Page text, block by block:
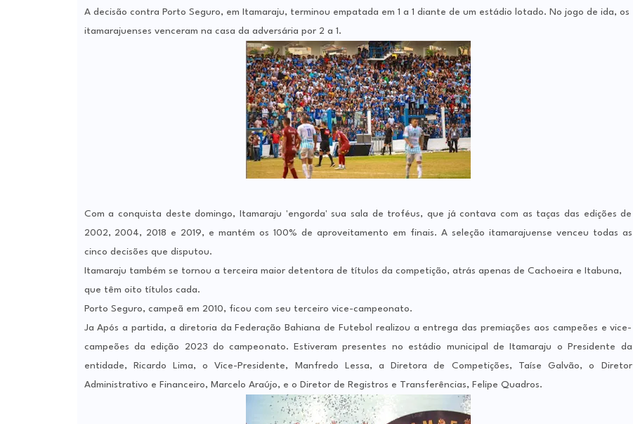
A decisão contra Porto Seguro, em Itamaraju, terminou empatada em 1 a 1 diante de um estádio lotado. No jogo de ida, os
itamarajuenses venceram na casa da adversária por 2 a 1.
Com a conquista deste domingo, Itamaraju 'engorda' sua sala de troféus, que já contava com as taças das edições de
2002, 2004, 2018 e 2019, e mantém os 100% de aproveitamento em finais. A seleção itamarajuense venceu todas as
cinco decisões que disputou.
Itamaraju também se tornou a terceira maior detentora de títulos da competição, atrás apenas de Cachoeira e Itabuna,
que têm oito títulos cada.
Porto Seguro, campeã em 2010, ficou com seu terceiro vice-campeonato.
Ja Após a partida, a diretoria da Federação Bahiana de Futebol realizou a entrega das premiações aos campeões e vice-
campeões da edição 2023 do campeonato. Estiveram presentes no estádio municipal de Itamaraju o Presidente da
entidade, Ricardo Lima, o Vice-Presidente, Manfredo Lessa, a Diretora de Competições, Taíse Galvão, o Diretor
Administrativo e Financeiro, Marcelo Araújo, e o Diretor de Registros e Transferências, Felipe Quadros.